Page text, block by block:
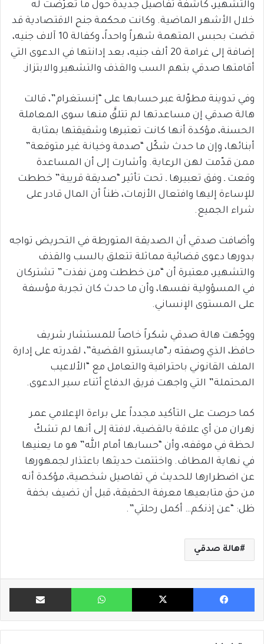
والتشهير، كاشفة تفاصيل جديدة حول ما تعرّضت له
خلال الأشهر الماضية. وكانت محكمة جنح الاقتصادية قد
قضت بحبس المتهمة شهراً واحداً، وكفالة 10 آلاف جنيه،
إضافة إلى غرامة 20 ألف جنيه، بعد إدانتها في الدعوى التي
أقامتها صدقي بتهم السب والقذف والتشهير والابتزاز.
وفي تدوينة مطوّلة عبر حسابها على “إنستغرام”، قالت
هالة صدقي إن مساعدتها لم تتلقَّ منها سوى المعاملة
الحسنة، مؤكدة أنها كانت تعتبرها وشقيقتها بمثابة
أبنائها، وإن ما حدث شكّل “صدمة وخيانة غير متوقعة”
ممن قدّمت لهن الرعاية. وأشارت إلى أن المساعدة
وقعت ـ وفق تعبيرها ـ تحت تأثير “صديقة قريبة” خططت
للإساءة إليها وافتعال الأزمات، ظناً أن المال قادر على
شراء الجميع.
وأضافت صدقي أن الصديقة المتورطة في التحريض تواجه
بدورها دعوى قضائية مماثلة تتعلق بالسب والقذف
والتشهير، معتبرة أن “من خططت ومن نفذت” تشتركان
في المسؤولية نفسها، وأن ما حدث كان تجربة مؤسفة
على المستوى الإنساني.
ووجّهت هالة صدقي شكراً خاصاً للمستشار شريف
حافظ، الذي وصفته بـ“مايسترو القضية”، لقدرته على إدارة
الملف القانوني باحترافية والتعامل مع “الألاعيب
المحتملة” التي واجهت فريق الدفاع أثناء سير الدعوى.
كما حرصت على التأكيد مجدداً على براءة الإعلامي عمر
زهران من أي علاقة بالقضية، لافتة إلى أنها لم تشكّ
لحظة في موقفه، وأن “حسابها أمام الله” هو ما يعنيها
في نهاية المطاف. واختتمت حديثها باعتذار لجمهورها
عن اضطرارها للحديث في تفاصيل شخصية، مؤكدة أنه
من حق متابعيها معرفة الحقيقة، قبل أن تضيف بخفة
ظل: “عن إذنكم… أكمل رحلتي”.
هالة صدقي
فيسبوك X واتساب مشاركة